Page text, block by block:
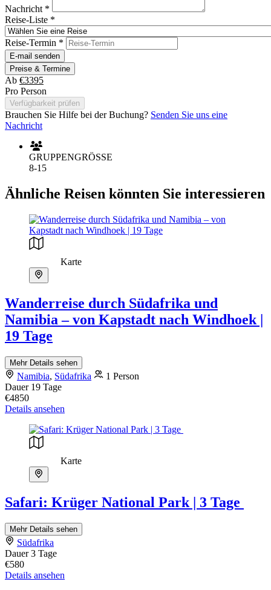
Nachricht *
Reise-Liste *
Reise-Termin *
E-mail senden
Preise & Termine
Ab €3395
Pro Person
Verfügbarkeit prüfen
Brauchen Sie Hilfe bei der Buchung? Senden Sie uns eine
Nachricht
GRUPPENGRÖSSE
8-15
Ähnliche Reisen könnten Sie interessieren
Karte
Wanderreise durch Südafrika und
Namibia – von Kapstadt nach Windhoek |
19 Tage
Mehr Details sehen
Namibia, Südafrika
1 Person
Dauer 19 Tage
€4850
Details ansehen
Karte
Safari: Krüger National Park | 3 Tage
Mehr Details sehen
Südafrika
Dauer3 Tage
€580
Details ansehen